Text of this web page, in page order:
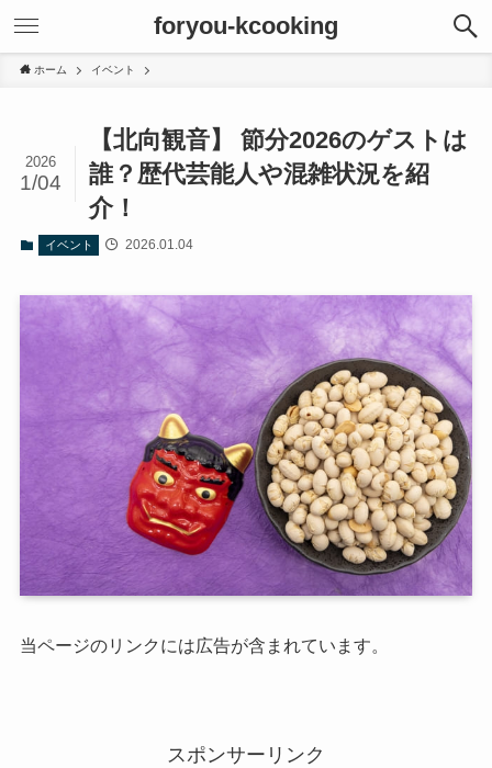
foryou-kcooking
ホーム イベント
【北向観音】 節分2026のゲストは
誰？歴代芸能人や混雑状況を紹
介！
2026
1/04
イベント 2026.01.04
当ページのリンクには広告が含まれています。
スポンサーリンク